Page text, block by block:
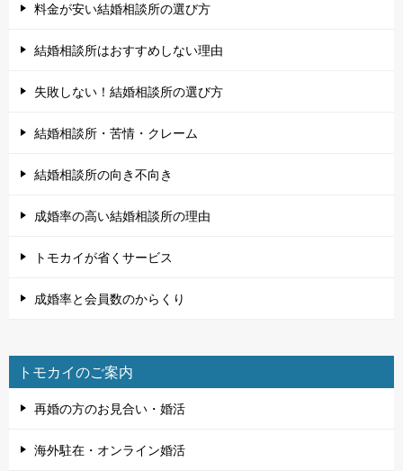
料金が安い結婚相談所の選び方
結婚相談所はおすすめしない理由
失敗しない！結婚相談所の選び方
結婚相談所・苦情・クレーム
結婚相談所の向き不向き
成婚率の高い結婚相談所の理由
トモカイが省くサービス
成婚率と会員数のからくり
トモカイのご案内
再婚の方のお見合い・婚活
海外駐在・オンライン婚活